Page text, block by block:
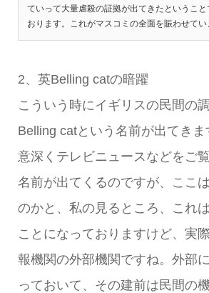
ていって大量虐殺の証拠が出てきたというこ
おります。これがマスコミの全面を賑わせてい
2、英Belling catの暗躍
こういう時にイギリスの民間の
Belling catという名前が出てき
意深くテレビニュースなどをご
名前が出てくるのですが、ここ
のかと、私の見るところ、これ
ことになっておりますけど、実
報機関の外部機関ですね。外部
っておいて、その建前は民間の